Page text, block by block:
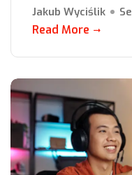
Jakub Wyciślik
Read More